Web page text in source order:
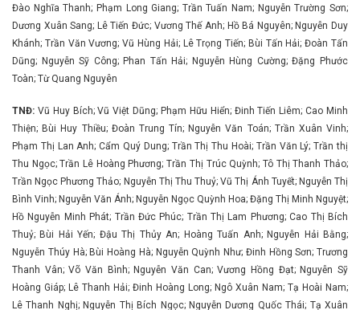
Đào Nghĩa Thanh; Phạm Long Giang; Trần Tuấn Nam; Nguyễn Trường Sơn;
Dương Xuân Sang; Lê Tiến Đức; Vương Thế Anh; Hồ Bá Nguyên; Nguyễn Duy
Khánh; Trần Văn Vương; Vũ Hùng Hải; Lê Trọng Tiến; Bùi Tấn Hải; Đoàn Tấn
Dũng; Nguyễn Sỹ Công; Phan Tấn Hải; Nguyễn Hùng Cường; Đặng Phước
Toàn; Từ Quang Nguyên
TNĐ: Vũ Huy Bích; Vũ Việt Dũng; Phạm Hữu Hiển; Đinh Tiến Liêm; Cao Minh
Thiện; Bùi Huy Thiều; Đoàn Trung Tín; Nguyễn Văn Toán; Trần Xuân Vinh;
Phạm Thị Lan Anh; Cẩm Quý Dung; Trần Thị Thu Hoài; Trần Văn Lý; Trần thị
Thu Ngọc; Trần Lê Hoàng Phương; Trần Thị Trúc Quỳnh; Tô Thị Thanh Thảo;
Trần Ngọc Phương Thảo; Nguyễn Thị Thu Thuỷ; Vũ Thị Ánh Tuyết; Nguyễn Thị
Bình Vinh; Nguyễn Văn Ánh; Nguyễn Ngọc Quỳnh Hoa; Đặng Thị Minh Nguyệt;
Hồ Nguyễn Minh Phát; Trần Đức Phúc; Trần Thị Lam Phương; Cao Thị Bích
Thuỷ; Bùi Hải Yến; Đậu Thị Thủy An; Hoàng Tuấn Anh; Nguyễn Hải Bằng;
Nguyễn Thúy Hà; Bùi Hoàng Hà; Nguyễn Quỳnh Như; Đinh Hồng Sơn; Trương
Thanh Vân; Võ Văn Bình; Nguyễn Văn Can; Vương Hồng Đạt; Nguyễn Sỹ
Hoàng Giáp; Lê Thanh Hải; Đinh Hoàng Long; Ngô Xuân Nam; Tạ Hoài Nam;
Lê Thanh Nghị; Nguyễn Thị Bích Ngọc; Nguyễn Dương Quốc Thái; Tạ Xuân